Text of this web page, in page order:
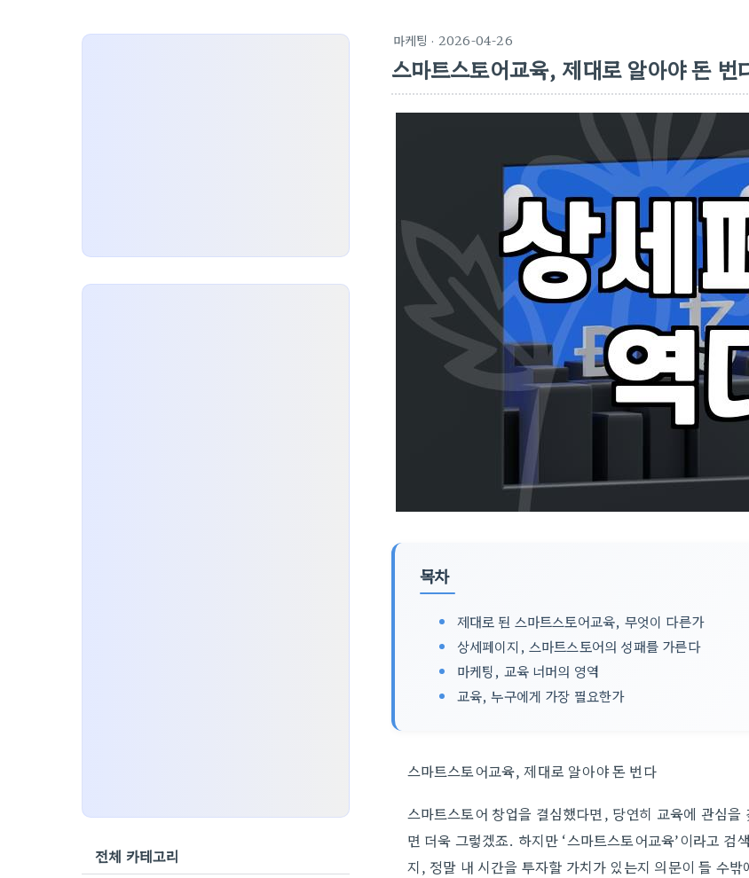
마케팅 · 2026-04-26
스마트스토어교육, 제대로 알아야 돈 번
목차
제대로 된 스마트스토어교육, 무엇이 다른가
상세페이지, 스마트스토어의 성패를 가른다
마케팅, 교육 너머의 영역
교육, 누구에게 가장 필요한가
스마트스토어교육, 제대로 알아야 돈 번다
스마트스토어 창업을 결심했다면, 당연히 교육에 관심
면 더욱 그렇겠죠. 하지만 ‘스마트스토어교육’이라고
지, 정말 내 시간을 투자할 가치가 있는지 의문이 들 수
전체 카테고리